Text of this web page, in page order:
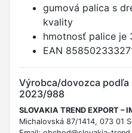
gumová palica s
kvality
hmotnosť palice je
EAN
Výrobca/dovozca podľa
2023/988
SLOVAKIA TREND EXPORT –
Michalovská 87/1414, 073 01